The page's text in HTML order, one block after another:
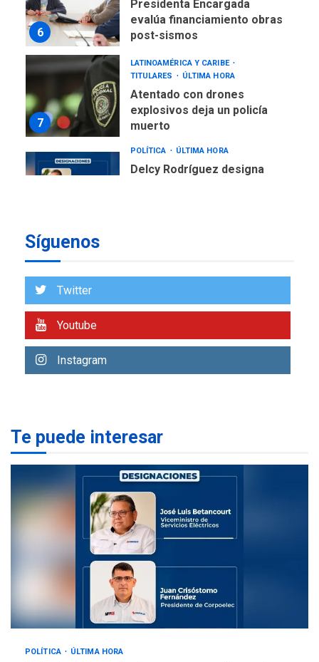
post-sismos
7
LATINOAMÉRICA Y CARIBE
Atentado con drones
explosivos deja un policía
muerto
POLÍTICA
nuevo presidente de
Corpoelec y nuevo
2
Argentina para despedir a
3
Funsone benefició a 46
lentes correctivos
4
llevar a problemas
problema de orden público
REGIONALES
Alcaldía de Mariño climatiza
Núcleo del Sistema de
Orquestas Porlamar
Síguenos
Twitter
Youtube
Instagram
Te puede interesar
POLÍTICA ÚLTIMA HORA